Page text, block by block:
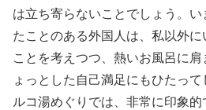
は立ち寄らないことでしょう。
たことのある外国人は、私以外
ことを考えつつ、熱いお風呂に
ょっとした自己満足にもひたっ
ルコ湯めぐりでは、非常に印象